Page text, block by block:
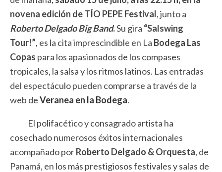
novena edición de TÍO PEPE Festival, junto a
Roberto Delgado Big Band.Su gira “Salswing
Tour!”, es la cita imprescindible en La Bodega Las
Copas para los apasionados de los compases
tropicales, la salsa y los ritmos latinos. Las entradas
del espectáculo pueden comprarse a través de la
web deVeranea en la Bodega.
El polifacético y consagrado artista ha
cosechado numerosos éxitos internacionales
acompañado porRoberto Delgado & Orquesta, de
Panamá, en los más prestigiosos festivales y salas de